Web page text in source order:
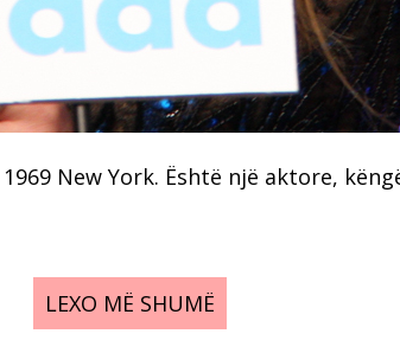
New York. Është një aktore,
LEXO MË SHUMË